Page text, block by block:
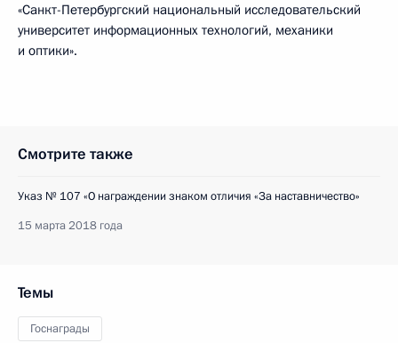
«Санкт-Петербургский национальный исследовательский
университет информационных технологий, механики
и оптики».
Смотрите также
Указ № 107 «О награждении знаком отличия «За наставничество»
15 марта 2018 года
Темы
Госнаграды